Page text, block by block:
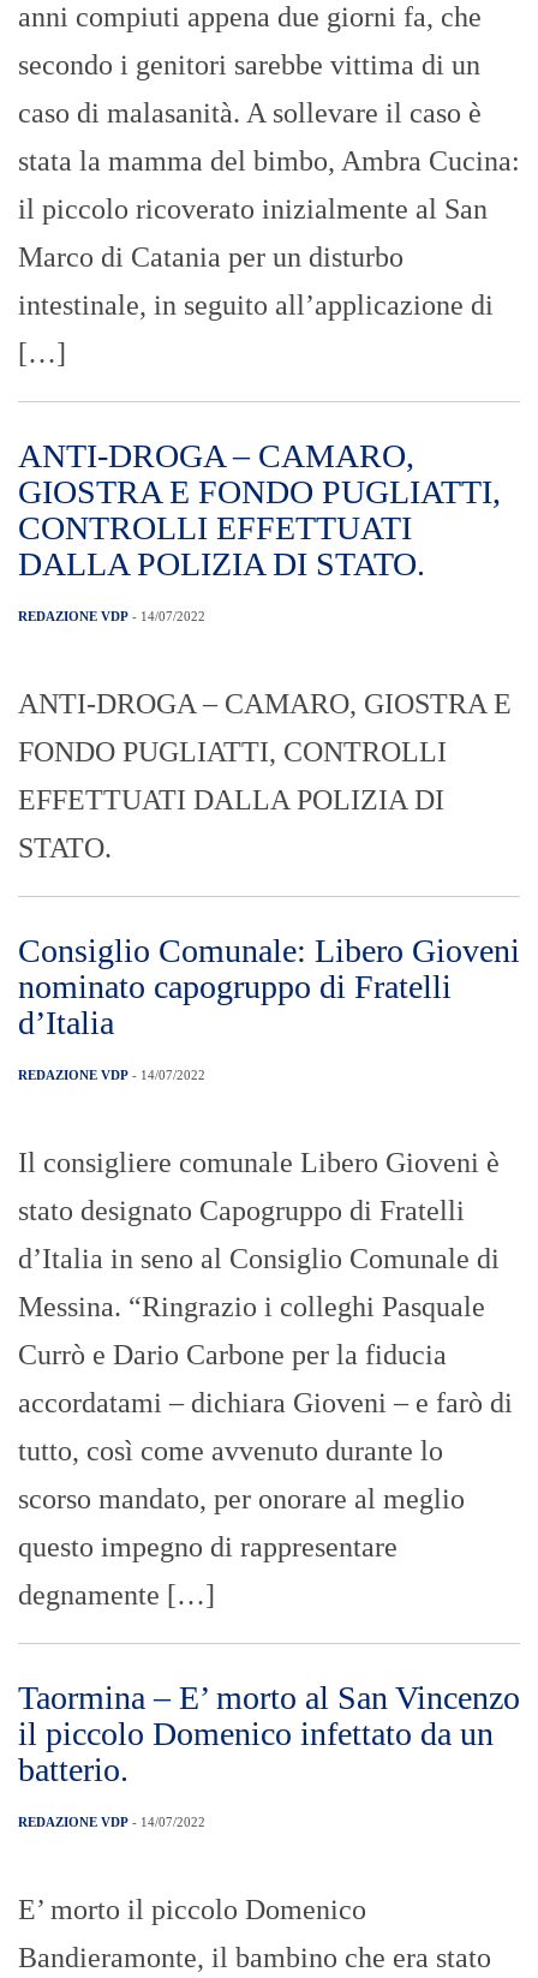
anni compiuti appena due giorni fa, che
secondo i genitori sarebbe vittima di un
caso di malasanità. A sollevare il caso è
stata la mamma del bimbo, Ambra Cucina:
il piccolo ricoverato inizialmente al San
Marco di Catania per un disturbo
intestinale, in seguito all’applicazione di
[…]
ANTI-DROGA – CAMARO,
GIOSTRA E FONDO PUGLIATTI,
CONTROLLI EFFETTUATI
DALLA POLIZIA DI STATO.
REDAZIONE VDP - 14/07/2022
ANTI-DROGA – CAMARO, GIOSTRA E
FONDO PUGLIATTI, CONTROLLI
EFFETTUATI DALLA POLIZIA DI
STATO.
Consiglio Comunale: Libero Gioveni
nominato capogruppo di Fratelli
d’Italia
REDAZIONE VDP - 14/07/2022
Il consigliere comunale Libero Gioveni è
stato designato Capogruppo di Fratelli
d’Italia in seno al Consiglio Comunale di
Messina. “Ringrazio i colleghi Pasquale
Currò e Dario Carbone per la fiducia
accordatami – dichiara Gioveni – e farò di
tutto, così come avvenuto durante lo
scorso mandato, per onorare al meglio
questo impegno di rappresentare
degnamente […]
Taormina – E’ morto al San Vincenzo
il piccolo Domenico infettato da un
batterio.
REDAZIONE VDP - 14/07/2022
E’ morto il piccolo Domenico
Bandieramonte, il bambino che era stato